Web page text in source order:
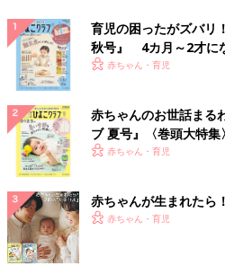
育児の困ったがズバリ
秋号』 4カ月～2才に
いっぱい！
赤ちゃん・育児
赤ちゃんのお世話まる
ブ 夏号』〈巻頭大特
く！ おっぱい・ミルク
赤ちゃん・育児
赤ちゃんが生まれたら
赤ちゃん・育児